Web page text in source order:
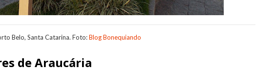
Belo, Santa Catarina. Foto:Blog Bonequiando
de Araucária